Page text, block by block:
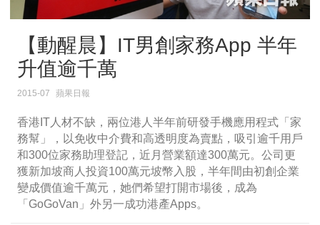
【動醒晨】IT男創家務App 半年
升值逾千萬
2015-07 蘋果日報
香港IT人材不缺，兩位港人半年前研發手機應用程式「家
務幫」，以免收中介費和高透明度為賣點，吸引逾千用戶
和300位家務助理登記，近月營業額達300萬元。公司更
獲新加坡商人投資100萬元坡幣入股，半年間由初創企業
變成價值逾千萬元，她們希望打開市場後，成為
「GoGoVan」外另一成功港產Apps。